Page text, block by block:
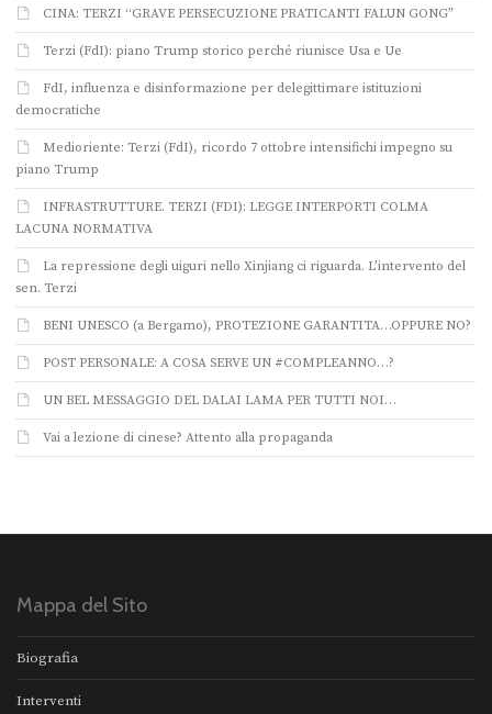
CINA: TERZI “GRAVE PERSECUZIONE PRATICANTI FALUN GONG”
Terzi (FdI): piano Trump storico perché riunisce Usa e Ue
FdI, influenza e disinformazione per delegittimare istituzioni
democratiche
Medioriente: Terzi (FdI), ricordo 7 ottobre intensifichi impegno su
piano Trump
INFRASTRUTTURE. TERZI (FDI): LEGGE INTERPORTI COLMA
LACUNA NORMATIVA
La repressione degli uiguri nello Xinjiang ci riguarda. L’intervento del
sen. Terzi
BENI UNESCO (a Bergamo), PROTEZIONE GARANTITA…OPPURE NO?
POST PERSONALE: A COSA SERVE UN #COMPLEANNO…?
UN BEL MESSAGGIO DEL DALAI LAMA PER TUTTI NOI…
Vai a lezione di cinese? Attento alla propaganda
Mappa del Sito
Biografia
Interventi